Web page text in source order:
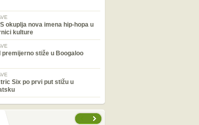
okuplja nova imena hip-hopa u
kulture
premijerno stiže u Boogaloo
Six po prvi put stižu u